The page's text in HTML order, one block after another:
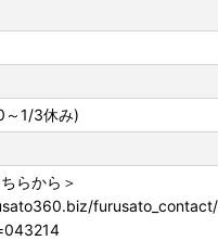
場合、送付が申請期日に間
急ぎの場合は下記大河原町
オンライン申請をご利用いた
ロード・印刷し手続きいただ
提出の際はマイナンバー確
にご注意ください。
した翌年の１月10日まで
ら、メールにてご連絡いたし
りません。
1/3休み)
らから＞